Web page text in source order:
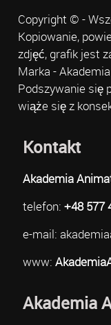
Copyright © -
Kopiowanie,
zdjęć, grafik jest
Marka -
Podszywanie się
wiąże się z
Kontakt
Akademia
telefon: +48 577
e-mail:
www:
Akademia